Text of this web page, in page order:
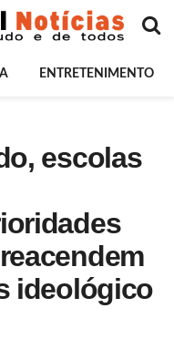
ENTRETENIMENTO
escolas
ideológico